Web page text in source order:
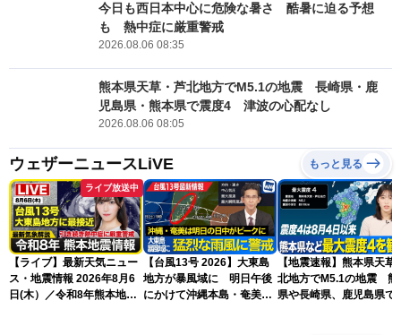
今日も西日本中心に危険な暑さ 酷暑に迫る予想
も 熱中症に厳重警戒
2026.08.06 08:35
熊本県天草・芦北地方でM5.1の地震 長崎県・鹿
児島県・熊本県で震度4 津波の心配なし
2026.08.06 08:05
ウェザーニュースLiVE もっと見る
ライブ放送中
【ライブ】最新天気ニュー
ス・地震情報 2026年8月6
日(木）／令和8年熊本地震
【台風13号 2026】大東島
地方が暴風域に 明日午後
にかけて沖縄本島・奄美通
【地震速報】熊本県天草
北地方でM5.1の地震 熊
県や長崎県、鹿児島県で